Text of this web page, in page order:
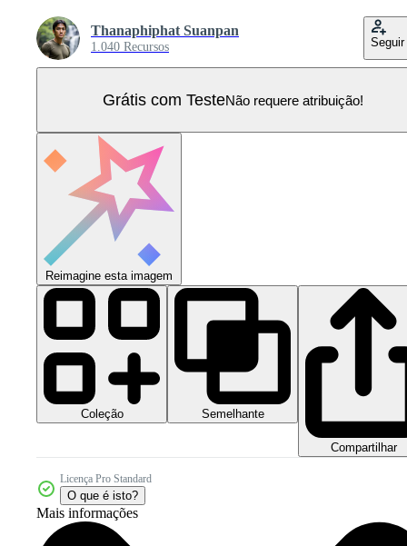
Thanaphiphat Suanpan
1.040 Recursos Seguir
Grátis com TesteNão requere atribuição!
Reimagine esta imagem
Coleção Semelhante
Compartilhar
Licença Pro Standard
O que é isto?
Mais informações